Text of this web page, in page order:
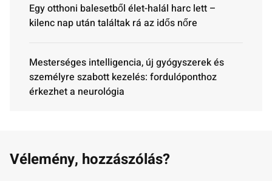
Egy otthoni balesetből élet-halál harc lett –
kilenc nap után találtak rá az idős nőre
Mesterséges intelligencia, új gyógyszerek és
személyre szabott kezelés: fordulóponthoz
érkezhet a neurológia
Vélemény, hozzászólás?